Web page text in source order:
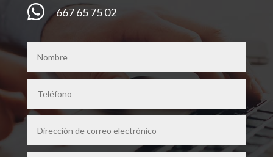
 667 65 75 02